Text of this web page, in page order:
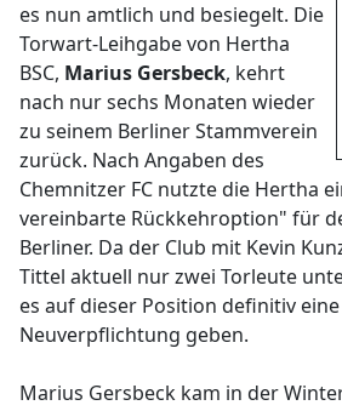
es nun amtlich und besiegelt. Die
Torwart-Leihgabe von Hertha
BSC, Marius Gersbeck, kehrt
nach nur sechs Monaten wieder
zu seinem Berliner Stammverein
zurück. Nach Angaben des
Chemnitzer FC nutzte die Hertha
vereinbarte Rückkehroption" für
Berliner. Da der Club mit Kevin
Tittel aktuell nur zwei Torleute
es auf dieser Position definitiv
Neuverpflichtung geben.
Marius Gersbeck kam in der